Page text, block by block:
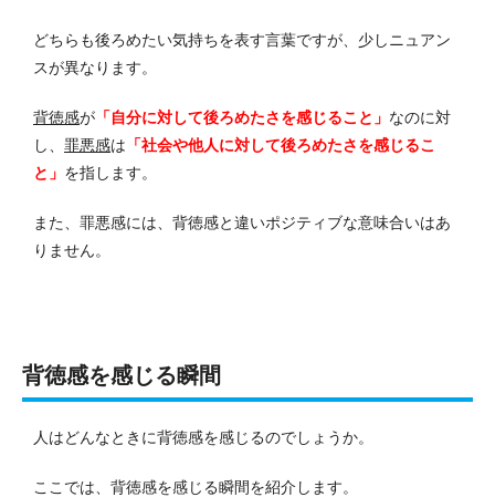
どちらも後ろめたい気持ちを表す言葉ですが、少しニュアン
スが異なります。
背徳感が 「自分に対して後ろめたさを感じること」 なのに対
し、 罪悪感は 「社会や他人に対して後ろめたさを感じるこ
と」 を指します。
また、罪悪感には、背徳感と違いポジティブな意味合いはあ
りません。
背徳感を感じる瞬間
人はどんなときに背徳感を感じるのでしょうか。
ここでは、背徳感を感じる瞬間を紹介します。